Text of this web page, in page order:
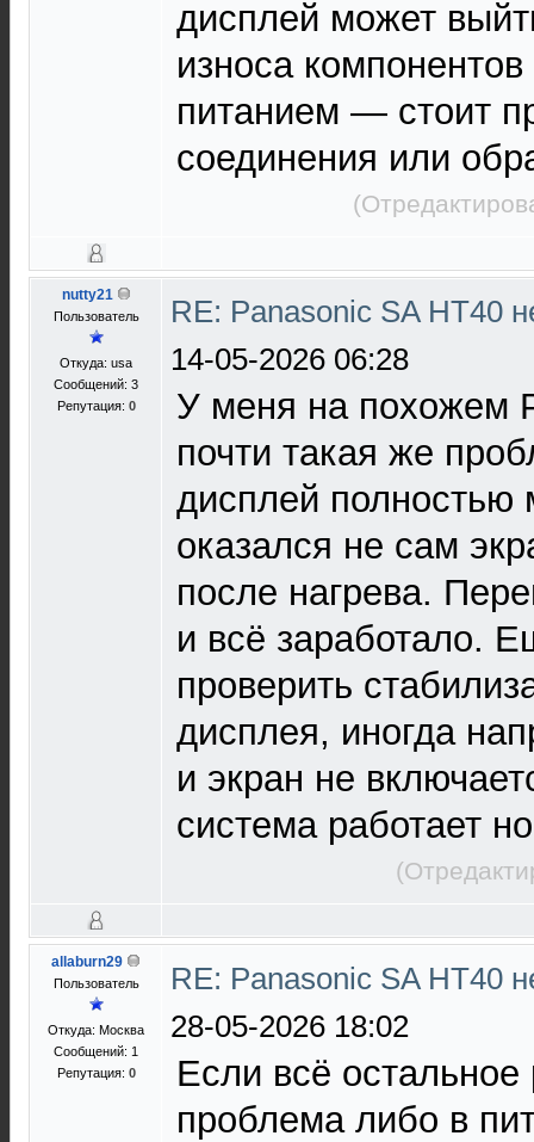
дисплей может
износа
питанием — стоит
соединения или
nutty21
Пользователь
Откуда: usa
Сообщений: 3
Репутация: 0
RE: Panasonic SA HT40
14-05-2026 06:28
У меня на похожем
почти такая же
дисплей полностью
оказался не сам
после нагрева.
и всё заработало.
проверить
дисплея, иногда
и экран не
система работает
allaburn29
Пользователь
Откуда: Москва
Сообщений: 1
Репутация: 0
RE: Panasonic SA HT40
28-05-2026 18:02
Если всё остальное
проблема либо в